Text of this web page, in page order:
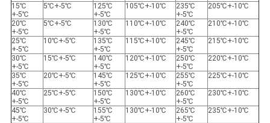
15℃
+-5℃
5℃+-5℃
125℃
+-5℃
105℃+-10℃
235℃
+-5℃
205℃+-10℃
20℃
+-5℃
5℃+-5℃
130℃
+-5℃
110℃+-10℃
240℃
+-5℃
210℃+-10℃
25℃
+-5℃
10℃+-5℃
135℃
+-5℃
115℃+-10℃
245℃
+-5℃
215℃+-10℃
30℃
+-5℃
15℃+-5℃
140℃
+-5℃
120℃+-10℃
250℃
+-5℃
220℃+-10℃
35℃
+-5℃
20℃+-5℃
145℃
+-5℃
125℃+-10℃
255℃
+-5℃
225℃+-10℃
40℃
+-5℃
25℃+-5℃
150℃
+-5℃
130℃+-10℃
260℃
+-5℃
230℃+-10℃
45℃
+-5℃
30℃+-5℃
155℃
+-5℃
130℃+-10℃
265℃
+-5℃
235℃+-10℃